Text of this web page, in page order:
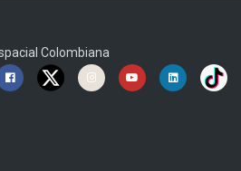
Colombiana